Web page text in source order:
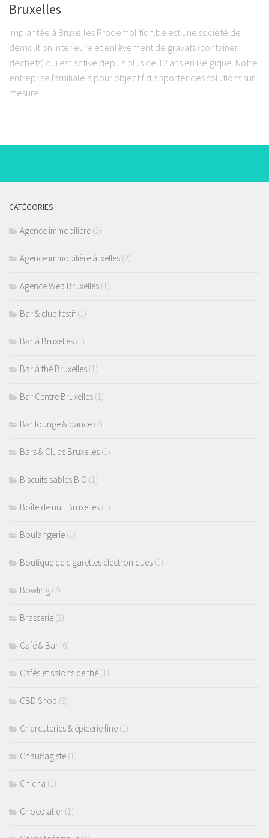
Bruxelles
Implantée à Bruxelles Prodemolition.be est une société de
démolition interieure et enlèvement de gravats (container
dechets) qui est active depuis plus de 12 ans en Belgique. Notre
entreprise familiale a pour objectif d’apporter des solutions sur
mesure...
CATÉGORIES
Agence immobilière (2)
Agence immobilière à Ixelles (2)
Agence Web Bruxelles (1)
Bar & club festif (1)
Bar à Bruxelles (1)
Bar à thé Bruxelles (1)
Bar Centre Bruxelles (1)
Bar lounge & dance (2)
Bars & Clubs Bruxelles (1)
Biscuits sablés BIO (1)
Boîte de nuit Bruxelles (1)
Boulangerie (1)
Boutique de cigarettes électroniques (1)
Bowling (2)
Brasserie (2)
Café & Bar (6)
Cafés et salons de thé (1)
CBD Shop (3)
Charcuteries & épicerie fine (1)
Chauffagiste (1)
Chicha (1)
Chocolatier (1)